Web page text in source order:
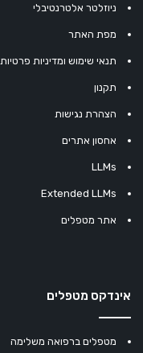
ניוזלטר אלטרנטיבלי
מפת האתר
תנאי שימוש ומדיניות פרטיות
תקנון
הצהרת נגישות
אחסון אתרים
LLMs
Extended LLMs
אתר מטפלים
אינדקס מטפלים
מטפלים ברפואה משלימה